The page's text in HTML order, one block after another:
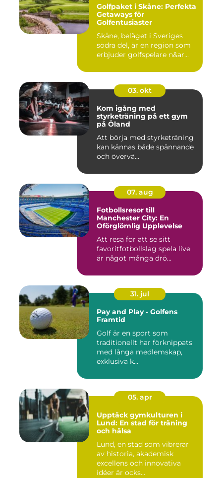
Golfpaket i Skåne: Perfekta
Getaways för
Golfentusiaster
Skåne, beläget i Sveriges
södra del, är en region som
erbjuder golfspelare n&ar...
03. okt
Kom igång med
styrketräning på ett gym
på Öland
Att börja med styrketräning
kan kännas både spännande
och övervä...
07. aug
Fotbollsresor till
Manchester City: En
Oförglömlig Upplevelse
Att resa för att se sitt
favoritfotbollslag spela live
är något många drö...
31. jul
Pay and Play - Golfens
Framtid
Golf är en sport som
traditionellt har förknippats
med långa medlemskap,
exklusiva k...
05. apr
Upptäck gymkulturen i
Lund: En stad för träning
och hälsa
Lund, en stad som vibrerar
av historia, akademisk
excellens och innovativa
idéer är ocks...